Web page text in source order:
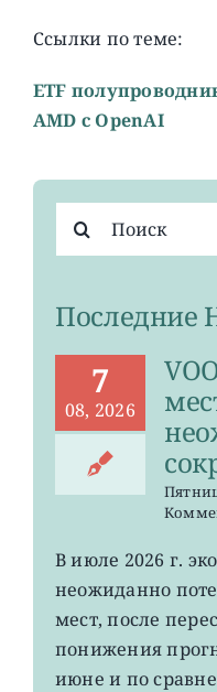
Ссылки по теме:
ETF
AMD с OpenAI
поиска:
Последние
7
08, 2026
В июле 2026 г.
неожиданно
мест, после
понижения
июне и по